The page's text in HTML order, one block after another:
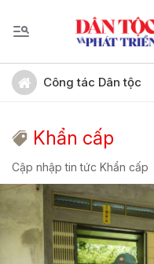
Công tác Dân tộc
Khẩn cấp
Cập nhập tin tức Khẩn cấp